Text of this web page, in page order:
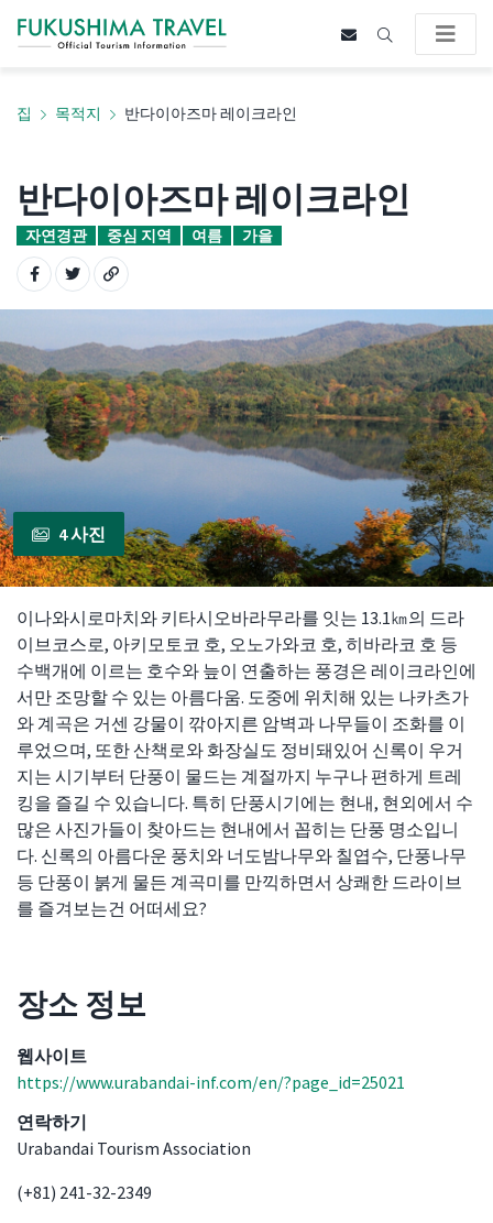
집 목적지 반다이아즈마 레이크라인
반다이아즈마 레이크라인
자연경관 중심 지역 여름 가을
Share on Facebook
Share on Twitter
Copy URL
4 사진
이나와시로마치와 키타시오바라무라를 잇는 13.1㎞의 드라
이브코스로, 아키모토코 호, 오노가와코 호, 히바라코 호 등
수백개에 이르는 호수와 늪이 연출하는 풍경은 레이크라인에
서만 조망할 수 있는 아름다움. 도중에 위치해 있는 나카츠가
와 계곡은 거센 강물이 깎아지른 암벽과 나무들이 조화를 이
루었으며, 또한 산책로와 화장실도 정비돼있어 신록이 우거
지는 시기부터 단풍이 물드는 계절까지 누구나 편하게 트레
킹을 즐길 수 있습니다. 특히 단풍시기에는 현내, 현외에서 수
많은 사진가들이 찾아드는 현내에서 꼽히는 단풍 명소입니
다. 신록의 아름다운 풍치와 너도밤나무와 칠엽수, 단풍나무
등 단풍이 붉게 물든 계곡미를 만끽하면서 상쾌한 드라이브
를 즐겨보는건 어떠세요?
장소 정보
웹사이트
https://www.urabandai-inf.com/en/?page_id=25021
연락하기
Urabandai Tourism Association
(+81) 241-32-2349